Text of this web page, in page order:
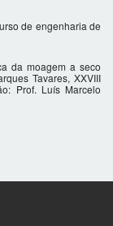
de engenharia de
da moagem a seco
Tavares, XXVIII
Prof. Luís Marcelo